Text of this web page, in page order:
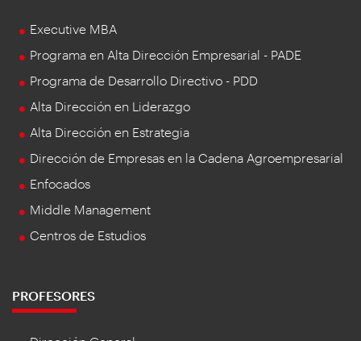
Executive MBA
Programa en Alta Dirección Empresarial - PADE
Programa de Desarrollo Directivo - PDD
Alta Dirección en Liderazgo
Alta Dirección en Estrategia
Dirección de Empresas en la Cadena Agroempresarial
Enfocados
Middle Management
Centros de Estudios
PROFESORES